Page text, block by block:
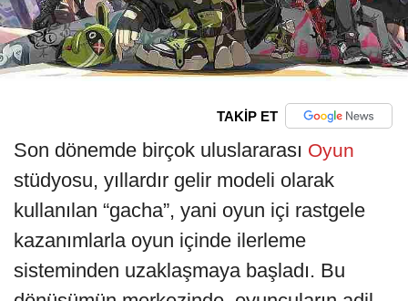
TAKİP ET
Son dönemde birçok uluslararası Oyun
stüdyosu, yıllardır gelir modeli olarak
kullanılan “gacha”, yani oyun içi rastgele
kazanımlarla oyun içinde ilerleme
sisteminden uzaklaşmaya başladı. Bu